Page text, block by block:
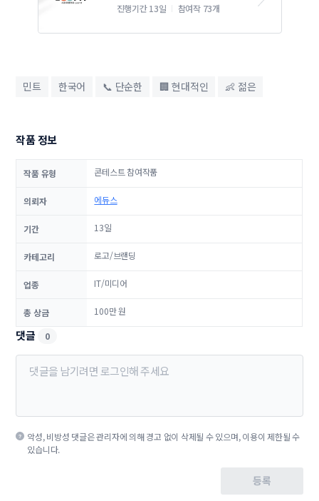
진행기간 13일 참여작 73개
민트 한국어 📞 단순한 🏢 현대적인 👶 젊은
작품 정보
작품 유형 콘테스트 참여작품
의뢰자 에듀스
기간 13일
카테고리 로고/브랜딩
업종 IT/미디어
총 상금 100만 원
댓글 0
악성, 비방성 댓글은 관리자에 의해 경고 없이 삭제될 수 있으며, 이용이 제한될 수
있습니다.
등록